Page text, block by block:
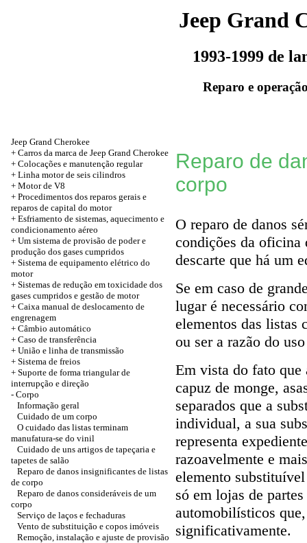
Jeep Grand
1993-1999 de
Reparo e
Jeep Grand Cherokee
+ Carros da marca de Jeep Grand Cherokee
+ Colocações e manutenção regular
+ Linha motor de seis cilindros
+ Motor de V8
+ Procedimentos dos reparos gerais e
reparos de capital do motor
+ Esfriamento de sistemas, aquecimento e
condicionamento aéreo
+ Um sistema de provisão de poder e
produção dos gases cumpridos
+ Sistema de equipamento elétrico do
motor
+ Sistemas de redução em toxicidade dos
gases cumpridos e gestão de motor
+ Caixa manual de deslocamento de
engrenagem
+ Câmbio automático
+ Caso de transferência
+ União e linha de transmissão
+ Sistema de freios
+ Suporte de forma triangular de
interrupção e direção
- Corpo
Informação geral
Cuidado de um corpo
O cuidado das listas terminam
manufatura-se do vinil
Cuidado de uns artigos de tapeçaria e
tapetes de salão
Reparo de danos insignificantes de listas
de corpo
Reparo de danos consideráveis de um
corpo
Serviço de laços e fechaduras
Vento de substituição e copos imóveis
Remoção, instalação e ajuste de provisão
Reparo de
corpo
O reparo de danos
condições da oficina
descarte que há um
Se em caso de
lugar é necessário
elementos das listas
ou ser a razão do
Em vista do fato que
capuz de monge,
separados que a
individual, a sua
representa
razoavelmente e
elemento
só em lojas de
automobilísticos
significativamente.